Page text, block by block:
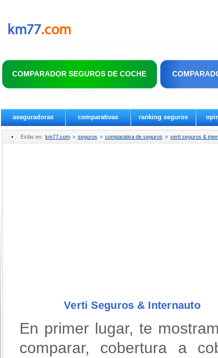
COMPARADOR SEGUROS DE COCHE
aseguradoras comparativas ranking seguros
Estás en: km77.com » seguros » comparativa de seguros » verti seguros &
Verti Seguros & Internauto
En primer lugar, te
comparar, cobertura a